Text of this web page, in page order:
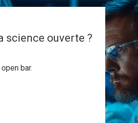
science ouverte ?
bar.